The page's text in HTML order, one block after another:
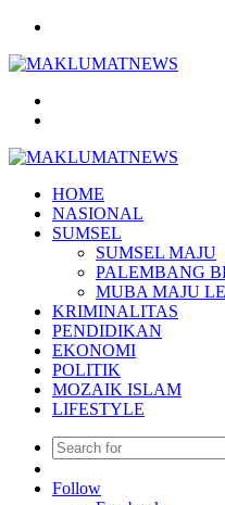
HOME
NASIONAL
SUMSEL
SUMSEL MAJU
PALEMBANG
MUBA MAJU
KRIMINALITAS
PENDIDIKAN
EKONOMI
POLITIK
MOZAIK ISLAM
LIFESTYLE
Article
Follow